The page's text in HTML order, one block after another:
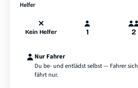
Helfer
✕
Kein Helfer 1 2
Nur Fahrer
Du be- und entlädst selbst — Fahrer
fährt nur.